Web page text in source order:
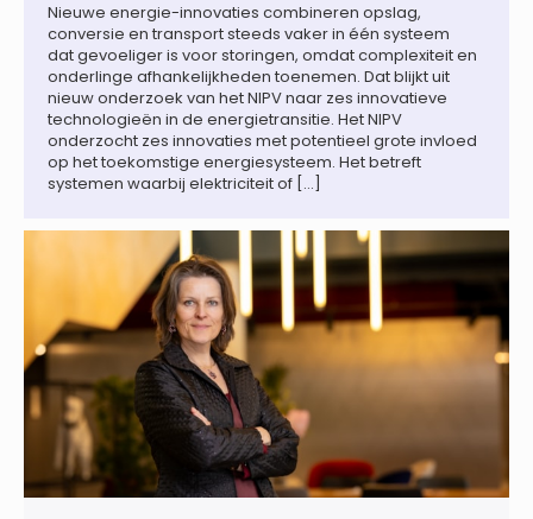
Nieuwe energie-innovaties combineren opslag,
conversie en transport steeds vaker in één systeem
dat gevoeliger is voor storingen, omdat complexiteit en
onderlinge afhankelijkheden toenemen. Dat blijkt uit
nieuw onderzoek van het NIPV naar zes innovatieve
technologieën in de energietransitie. Het NIPV
onderzocht zes innovaties met potentieel grote invloed
op het toekomstige energiesysteem. Het betreft
systemen waarbij elektriciteit of […]